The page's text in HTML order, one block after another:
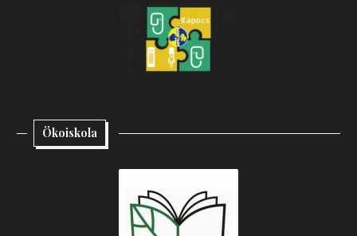
Ökoiskola